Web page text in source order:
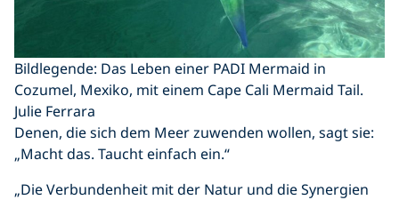
Bildlegende: Das Leben einer PADI Mermaid in
Cozumel, Mexiko, mit einem Cape Cali Mermaid Tail.
Julie Ferrara
Denen, die sich dem Meer zuwenden wollen, sagt sie:
„Macht das. Taucht einfach ein.“
„Die Verbundenheit mit der Natur und die Synergien